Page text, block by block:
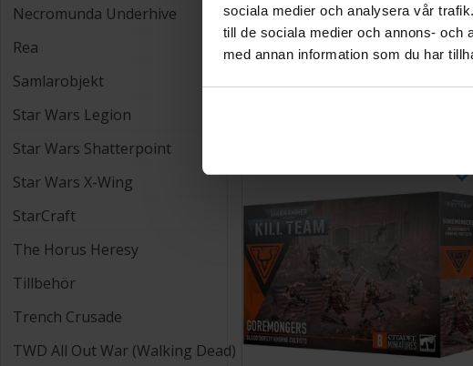
sociala medier och analysera vår
till de sociala medier och annons- och
med annan information som du har
Necromunda Underhive
Rea
Samlarobjekt
Star Wars Legion
Star Wars Shatterpoint
Star Wars X-Wing
StarCraft
The Horus Heresy
Tillbehör
Trench Crusade
TWD All Out War (Walking Dead)